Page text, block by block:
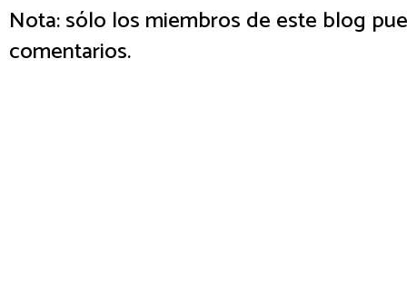
Nota: sólo los miembros de este blog
comentarios.